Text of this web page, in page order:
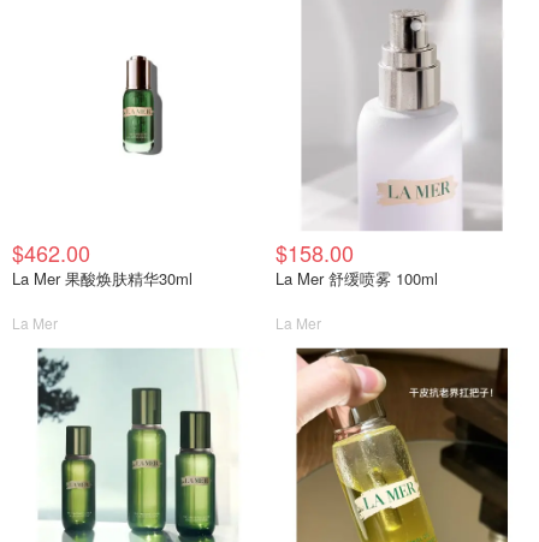
$462.00
La Mer 果酸焕肤精华30ml
La Mer
$158.00
La Mer 舒缓喷雾 100ml
La Mer